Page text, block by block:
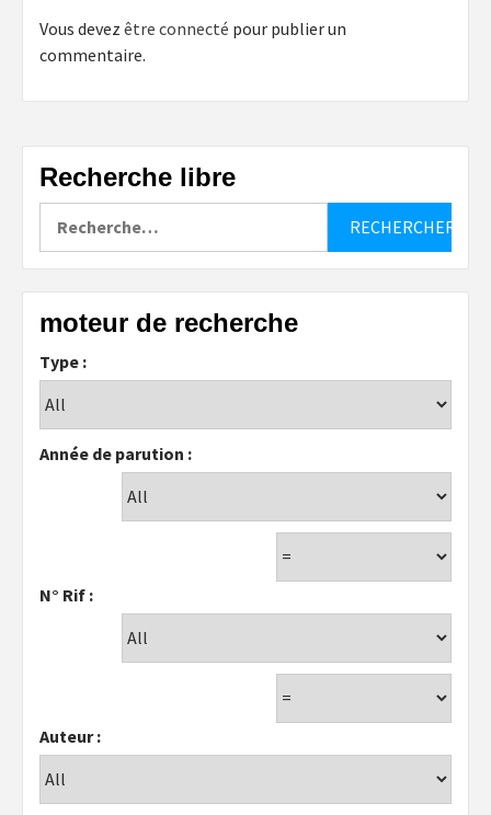
Vous devez être connecté pour publier un
commentaire.
Recherche libre
moteur de recherche
Type :
Année de parution :
N° Rif :
Auteur :